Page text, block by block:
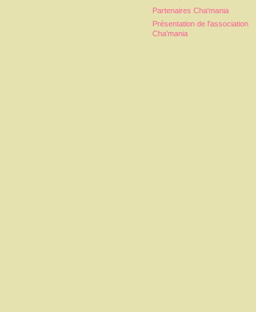
Partenaires Cha'mania
Présentation de l'association
Cha'mania